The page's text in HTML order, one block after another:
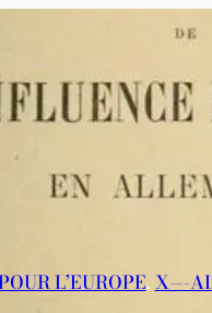
L’EUROPE, X—-